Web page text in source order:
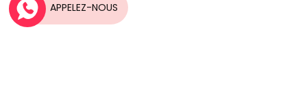
APPELEZ-NOUS